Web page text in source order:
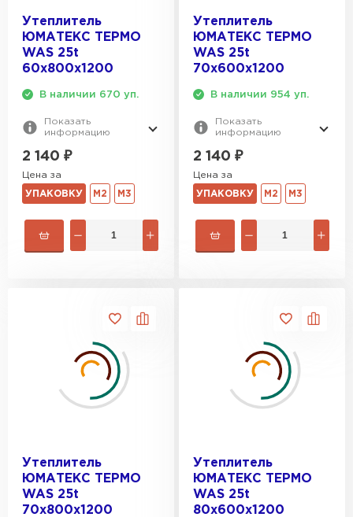
Утеплитель
ЮМАТЕКС ТЕРМО
WAS 25t
60х800х1200
В наличии 670 уп.
Показать
информацию
2 140 ₽
Цена за
УПАКОВКУ М2 М3
Утеплитель
ЮМАТЕКС ТЕРМО
WAS 25t
70х600х1200
В наличии 954 уп.
Показать
информацию
2 140 ₽
Цена за
УПАКОВКУ М2 М3
Утеплитель
ЮМАТЕКС ТЕРМО
WAS 25t
70х800х1200
Утеплитель
ЮМАТЕКС ТЕРМО
WAS 25t
80х600х1200
Утеплитель Изомин
Утеплитель Knauf
ПЕРЕЙТИ
Утеплитель Isover
ПЕРЕЙТИ